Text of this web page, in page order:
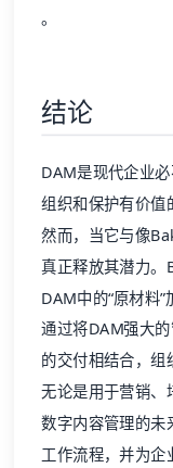
。
结论
DAM是现代企业
组织和保护有价值
然而，当它与像
真正释放其潜力
DAM中的“原材料”
通过将DAM强大
的交付相结合，组
无论是用于营销、
数字内容管理的未
工作流程，并为企